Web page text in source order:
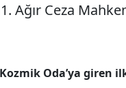
Ağır Ceza
Oda’ya giren